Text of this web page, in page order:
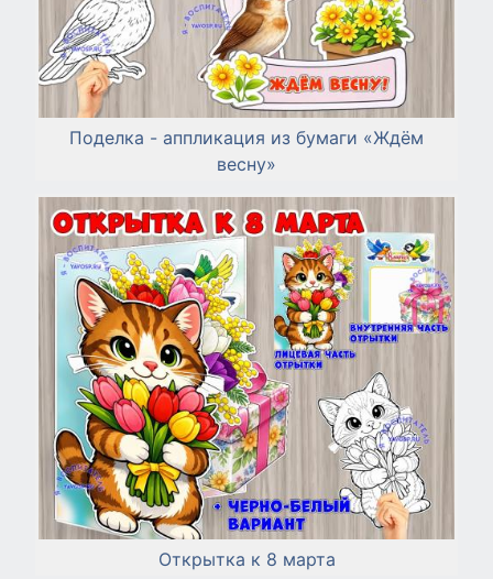
Поделка - аппликация из бумаги «Ждём
весну»
Открытка к 8 марта